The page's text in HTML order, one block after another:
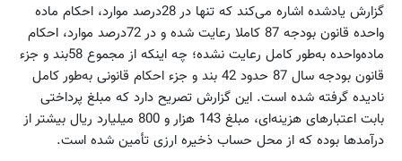
گزارش یادشده اشاره می‌کند که تنها در 28‌درصد موارد، احکام ماده
واحده قانون بودجه 87 کاملا رعایت شده و در 72درصد موارد، احکام
ماده‌واحده به‌طور کامل رعایت نشده؛ چه اینکه از مجموع 58بند و جزء
قانون بودجه سال 87 حدود 42 بند و جزء احکام قانونی به‌طور کامل
نادیده گرفته شده است. این گزارش تصریح دارد که مبلغ پرداختی
بابت اعتبارهای هزینه‌ای، مبلغ 143 هزار و 800 میلیارد ریال بیشتر از
درآمدها بوده که از محل حساب ذخیره ارزی تأمین شده است.